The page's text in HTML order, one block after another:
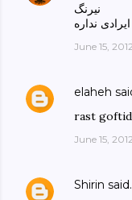
نیرنگ
ایرادی نداره
June 15,
elaheh
rast goftid
June 15,
Shirin